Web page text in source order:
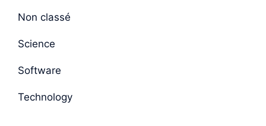
Non classé
Science
Software
Technology